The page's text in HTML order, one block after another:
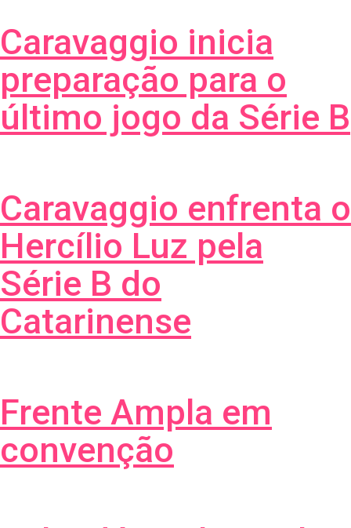
Caravaggio inicia
preparação para o
último jogo da Série B
Caravaggio enfrenta o
Hercílio Luz pela
Série B do
Catarinense
Frente Ampla em
convenção